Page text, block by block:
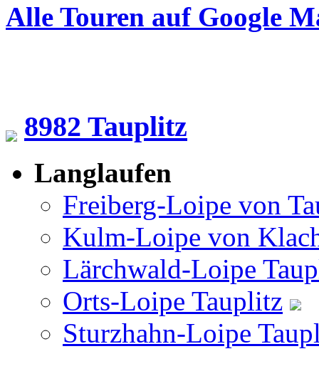
Alle Touren auf Google
8982 Tauplitz
Langlaufen
Freiberg-Loipe von
Kulm-Loipe von
Lärchwald-Loipe
Orts-Loipe Tauplitz
Sturzhahn-Loipe